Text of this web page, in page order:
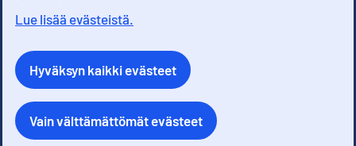
Lue lisää evästeistä.
Hyväksyn kaikki evästeet
Vain välttämättömät evästeet